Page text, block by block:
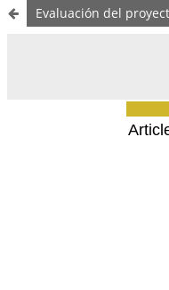
Evaluación del